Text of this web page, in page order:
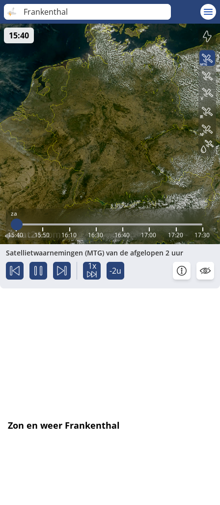
Frankenthal
za
15:40 15:50 16:10 16:30 16:40 17:00 17:20 17:30
15:40
Satellietwaarnemingen (MTG) van de afgelopen 2 uur
1x -2u
Zon en weer Frankenthal